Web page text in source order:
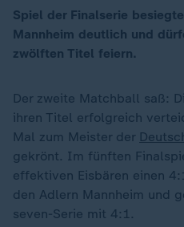
Spiel der Finalserie
Mannheim deutlich und
zwölften Titel feiern.
Der zweite Matchball saß:
ihren Titel erfolgreich
Mal zum Meister der
gekrönt. Im fünften
effektiven Eisbären einen
den Adlern Mannheim und
seven-Serie mit 4:1.